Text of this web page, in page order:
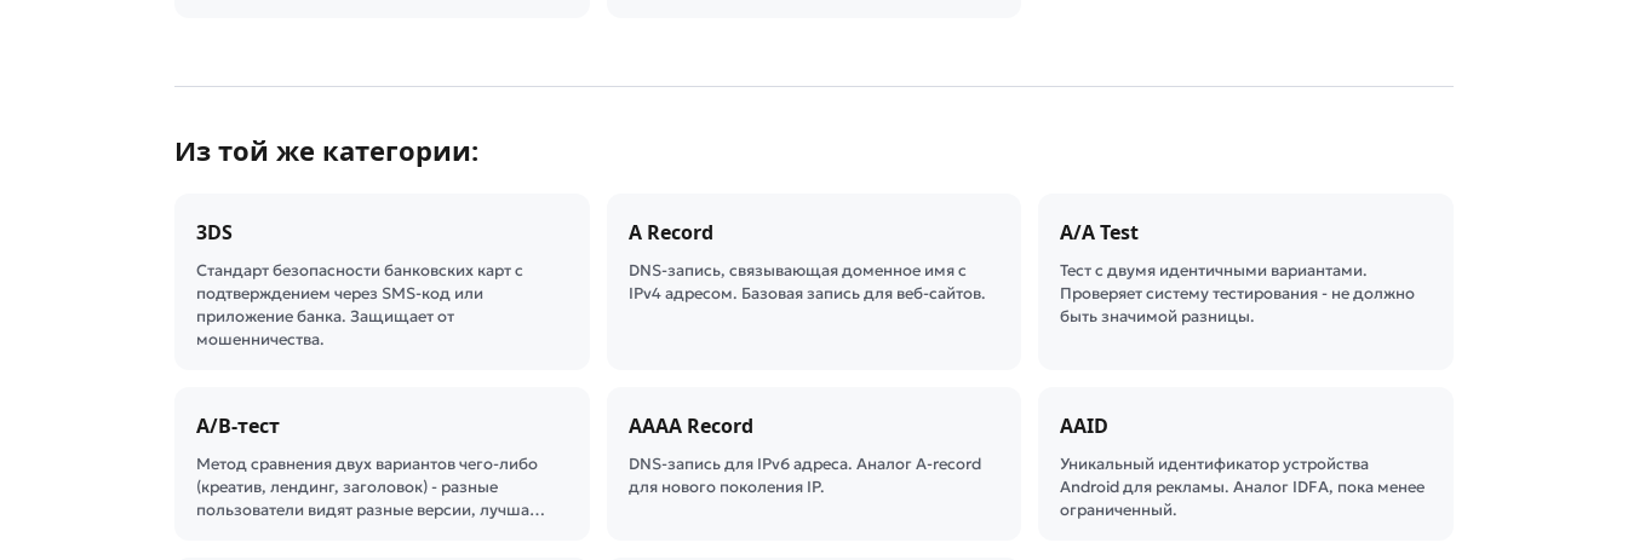
Из той же категории:
3DS
Стандарт безопасности банковских карт с
подтверждением через SMS-код или
приложение банка. Защищает от
мошенничества.
A Record
DNS-запись, связывающая доменное имя с
IPv4 адресом. Базовая запись для веб-сайтов.
A/A Test
Тест с двумя идентичными вариантами.
Проверяет систему тестирования - не должно
быть значимой разницы.
A/B-тест
Метод сравнения двух вариантов чего-либо
(креатив, лендинг, заголовок) - разные
пользователи видят разные версии, лучша…
AAAA Record
DNS-запись для IPv6 адреса. Аналог A-record
для нового поколения IP.
AAID
Уникальный идентификатор устройства
Android для рекламы. Аналог IDFA, пока менее
ограниченный.